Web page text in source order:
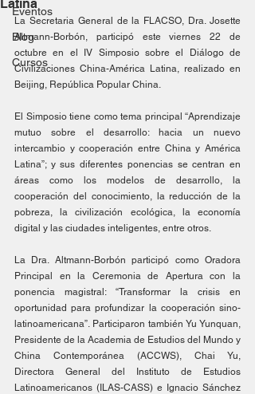
Eventos
Blog
Cursos
Latina
La Secretaria General de la FLACSO, Dra. Josette
Altmann-Borbón, participó este viernes 22 de
octubre en el IV Simposio sobre el Diálogo de
Civilizaciones China-América Latina, realizado en
Beijing, República Popular China.
El Simposio tiene como tema principal “Aprendizaje
mutuo sobre el desarrollo: hacia un nuevo
intercambio y cooperación entre China y América
Latina”; y sus diferentes ponencias se centran en
áreas como los modelos de desarrollo, la
cooperación del conocimiento, la reducción de la
pobreza, la civilización ecológica, la economía
digital y las ciudades inteligentes, entre otros.
La Dra. Altmann-Borbón participó como Oradora
Principal en la Ceremonia de Apertura con la
ponencia magistral: “Transformar la crisis en
oportunidad para profundizar la cooperación sino-
latinoamericana”. Participaron también Yu Yunquan,
Presidente de la Academia de Estudios del Mundo y
China Contemporánea (ACCWS), Chai Yu,
Directora General del Instituto de Estudios
Latinoamericanos (ILAS-CASS) e Ignacio Sánchez